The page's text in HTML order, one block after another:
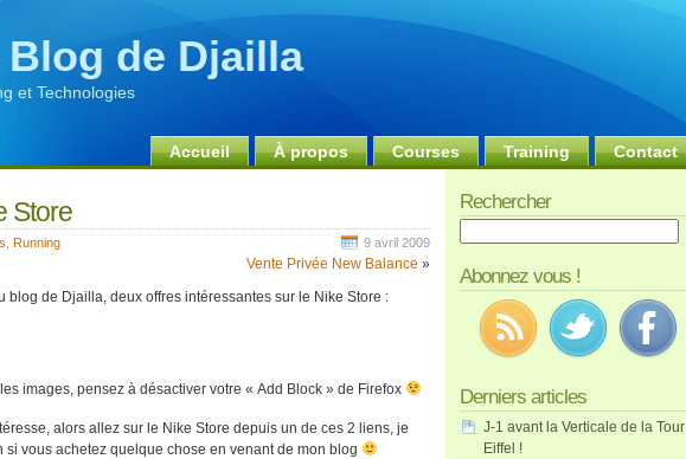
Blog de Djailla
et Technologies
Accueil À propos Courses Training Contact
Store
Running 9 avril 2009
Vente Privée New Balance »
blog de Djailla, deux offres intéressantes sur le Nike Store :
images, pensez à désactiver votre « Add Block » de Firefox
alors allez sur le Nike Store depuis un de ces 2 liens, je
si vous achetez quelque chose en venant de mon blog
Rechercher
Abonnez vous !
Derniers articles
J-1 avant la Verticale de la Tour
Eiffel !